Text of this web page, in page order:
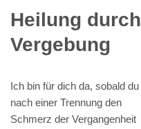
Heilung durch
Vergebung
Ich bin für dich da, sobald du
nach einer Trennung den
Schmerz der Vergangenheit